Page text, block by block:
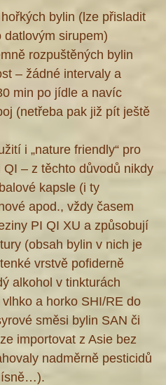
bylin (lze přisladit
sirupem)
rozpuštěných bylin
– žádné intervaly a
min po jídle a navíc
(netřeba pak již pít ještě
i „nature friendly“ pro
– z těchto důvodů nikdy
kapsle (i ty
apod., vždy časem
PI QI XU a způsobují
(obsah bylin v nich je
vrstvě pofiderně
alkohol v tinkturách
a horko SHI/RE do
směsi bylin SAN či
importovat z Asie bez
nadměrně pesticidů